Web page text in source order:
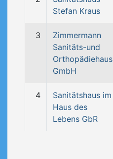
Stefan Kraus
3
Zimmermann
Sanitäts-und
Orthopädiehaus
GmbH
4
Sanitätshaus im
Haus des
Lebens GbR